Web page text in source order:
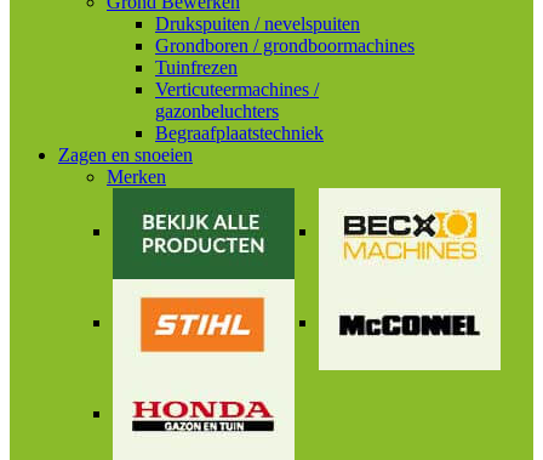
Drukspuiten / nevelspuiten
Grondboren / grondboormachines
Tuinfrezen
Verticuteermachines /
gazonbeluchters
Begraafplaatstechniek
Zagen en snoeien
Merken